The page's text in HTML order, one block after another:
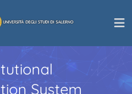
System